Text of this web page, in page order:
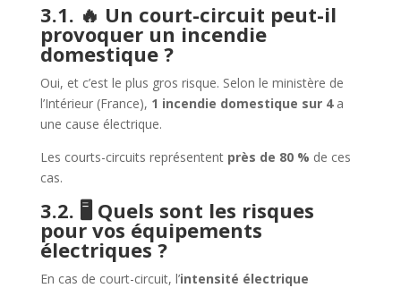
3.1. 🔥 Un court-circuit peut-il
provoquer un incendie
domestique ?
Oui, et c’est le plus gros risque. Selon le ministère de
l’Intérieur (France), 1 incendie domestique sur 4a
une cause électrique.
Les courts-circuits représentent près de 80 % de ces
cas.
3.2. 🖥️ Quels sont les risques
pour vos équipements
électriques ?
En cas de court-circuit, l’intensité électrique